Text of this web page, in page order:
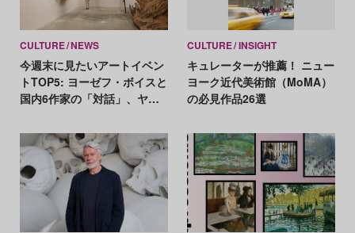
CULTURE NEWS
今週末に見たいアートイベン
トTOP5: ヨーゼフ・ボイスと
国内6作家の「対話」、ヤノ
ジャック！
CULTURE INSIGHT
キュレーターが推薦！ ニュー
ヨーク近代美術館（MoMA）
の必見作品26選